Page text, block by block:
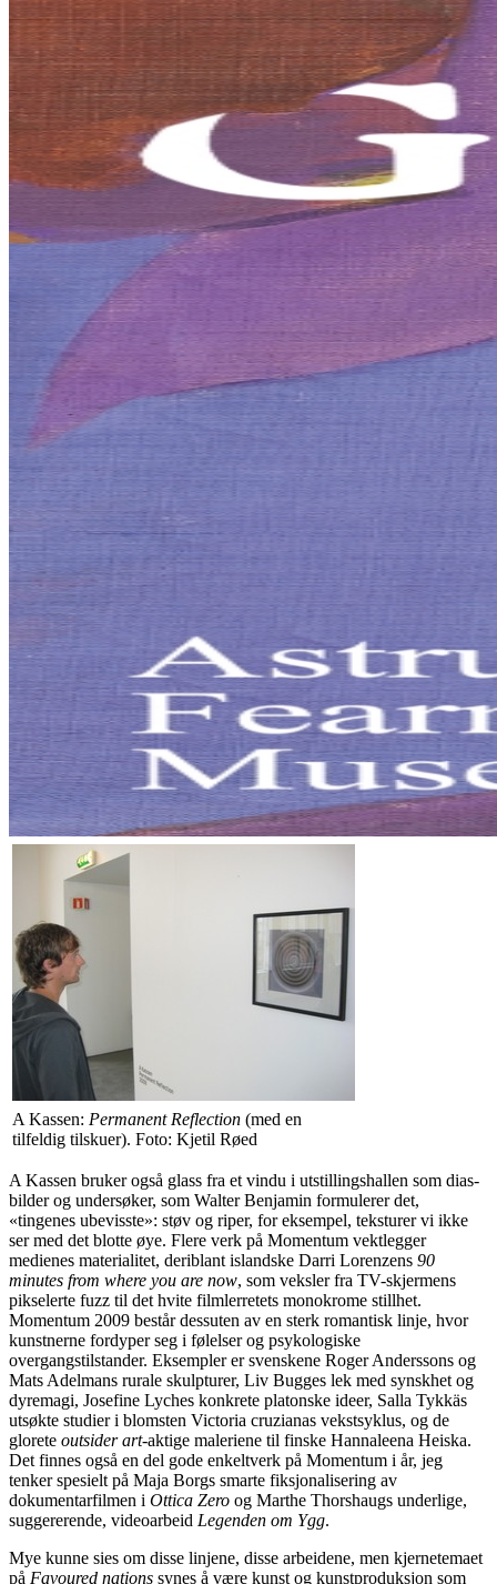
A Kassen: Permanent Reflection (med en
tilfeldig tilskuer). Foto: Kjetil Røed
A Kassen bruker også glass fra et vindu i utstillingshallen som dias-
bilder og undersøker, som Walter Benjamin formulerer det,
«tingenes ubevisste»: støv og riper, for eksempel, teksturer vi ikke
ser med det blotte øye. Flere verk på Momentum vektlegger
medienes materialitet, deriblant islandske Darri Lorenzens 90
minutes from where you are now, som veksler fra TV-skjermens
pikselerte fuzz til det hvite filmlerretets monokrome stillhet.
Momentum 2009 består dessuten av en sterk romantisk linje, hvor
kunstnerne fordyper seg i følelser og psykologiske
overgangstilstander. Eksempler er svenskene Roger Anderssons og
Mats Adelmans rurale skulpturer, Liv Bugges lek med synskhet og
dyremagi, Josefine Lyches konkrete platonske ideer, Salla Tykkäs
utsøkte studier i blomsten Victoria cruzianas vekstsyklus, og de
glorete outsider art-aktige maleriene til finske Hannaleena Heiska.
Det finnes også en del gode enkeltverk på Momentum i år, jeg
tenker spesielt på Maja Borgs smarte fiksjonalisering av
dokumentarfilmen i Ottica Zero og Marthe Thorshaugs underlige,
suggererende, videoarbeid Legenden om Ygg.
Mye kunne sies om disse linjene, disse arbeidene, men kjernetemaet
på Favoured nations synes å være kunst og kunstproduksjon som